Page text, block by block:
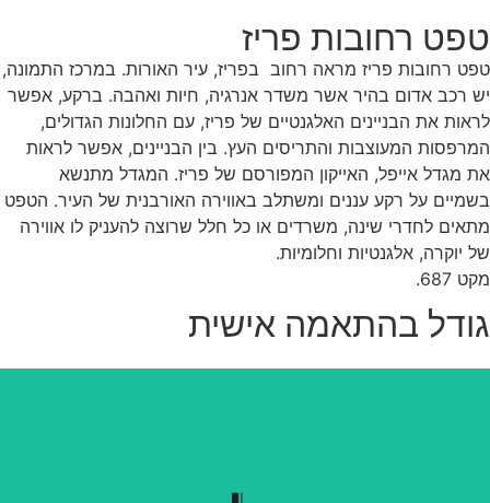
רחובות פריז
רחובות פריז מראה רחוב בפריז, עיר האורות. במרכז התמונה,
רכב אדום בהיר אשר משדר אנרגיה, חיות ואהבה. ברקע, אפשר
את הבניינים האלגנטיים של פריז, עם החלונות הגדולים,
המעוצבות והתריסים העץ. בין הבניינים, אפשר לראות
מגדל אייפל, האייקון המפורסם של פריז. המגדל מתנשא
על רקע עננים ומשתלב באווירה האורבנית של העיר. הטפט
לחדרי שינה, משרדים או כל חלל שרוצה להעניק לו אווירה
יוקרה, אלגנטיות וחלומיות.
687.
בהתאמה אישית